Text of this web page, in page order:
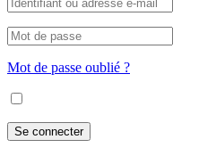
Mot de passe oublié ?